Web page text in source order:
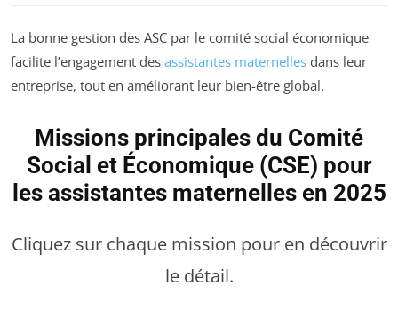
La bonne gestion des ASC par le comité social économique
facilite l’engagement des assistantes maternelles dans leur
entreprise, tout en améliorant leur bien-être global.
Missions principales du Comité
Social et Économique (CSE) pour
les assistantes maternelles en 2025
Cliquez sur chaque mission pour en découvrir
le détail.